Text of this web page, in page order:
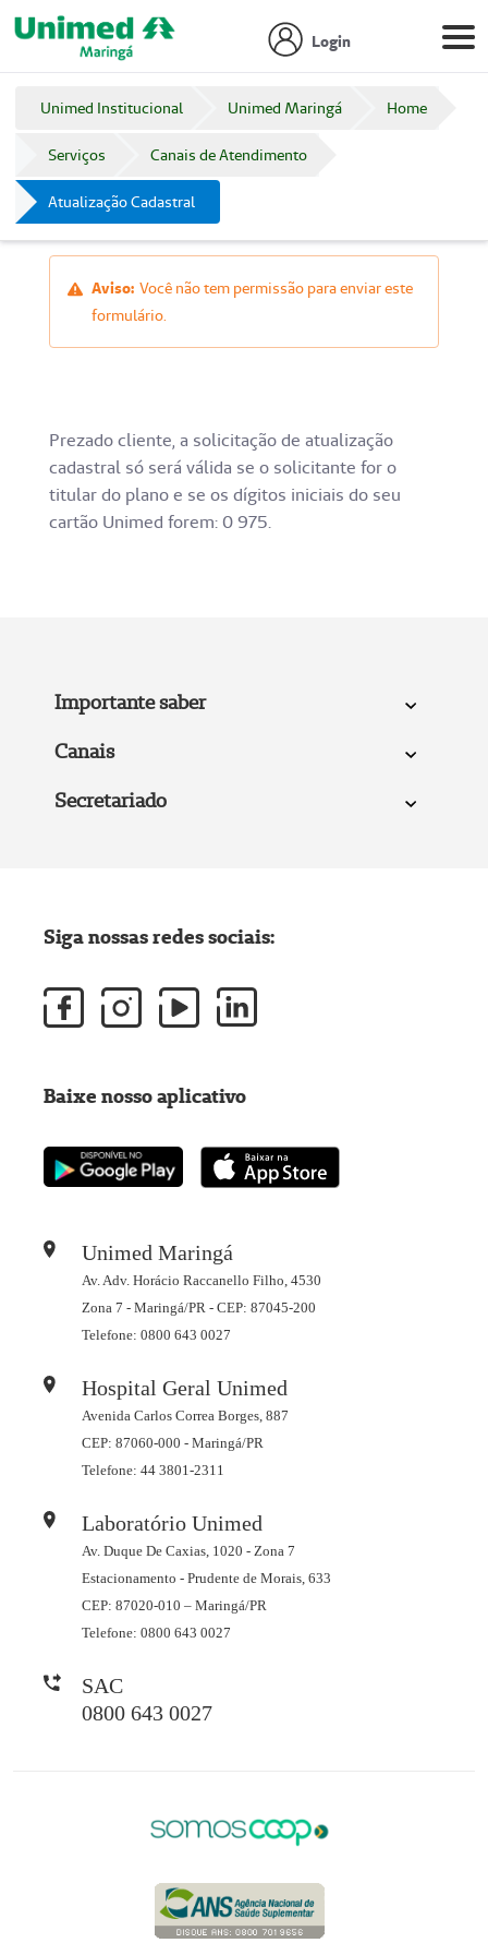
Login
Unimed Institucional Unimed Maringá Home
Serviços Canais de Atendimento
Atualização Cadastral
Aviso: Você não tem permissão para enviar este
formulário.
Prezado cliente, a solicitação de atualização
cadastral só será válida se o solicitante for o
titular do plano e se os dígitos iniciais do seu
cartão Unimed forem: 0 975.
Importante saber
Canais
Secretariado
Unimed Maringá
Av. Adv. Horácio Raccanello Filho, 4530
Zona 7 - Maringá/PR - CEP: 87045-200
Telefone: 0800 643 0027
Hospital Geral Unimed
Avenida Carlos Correa Borges, 887
CEP: 87060-000 - Maringá/PR
Telefone: 44 3801-2311
Laboratório Unimed
Av. Duque De Caxias, 1020 - Zona 7
Estacionamento - Prudente de Morais, 633
CEP: 87020-010 – Maringá/PR
Telefone: 0800 643 0027
SAC
0800 643 0027
Siga nossas redes sociais:
Baixe nosso aplicativo